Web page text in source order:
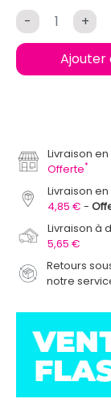
- +
Ajouter
Livraison
Offerte*
Livraison
4,85 €
Livraison à
5,65 €
Retours
notre